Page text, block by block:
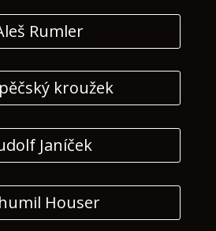
Rumler
kroužek
Janíček
Houser